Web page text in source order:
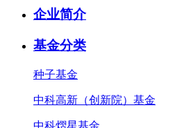
企业简介
基金分类
种子基金
中科高新（创新院）基金
中科熠星基金